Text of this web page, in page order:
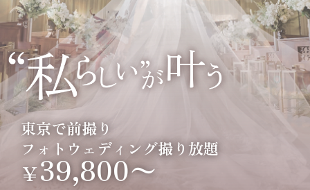
東京で前撮り
フォトウェディング撮り放題
￥39,800〜